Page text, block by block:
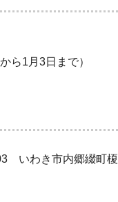
ら1月3日まで）
いわき市内郷綴町